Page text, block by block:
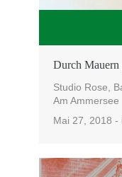
Durch Mauern
Studio Rose,
Am Ammersee
Mai 27, 2018 -